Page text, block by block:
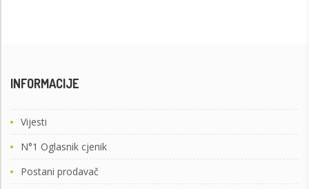
INFORMACIJE
Vijesti
N°1 Oglasnik cjenik
Postani prodavač